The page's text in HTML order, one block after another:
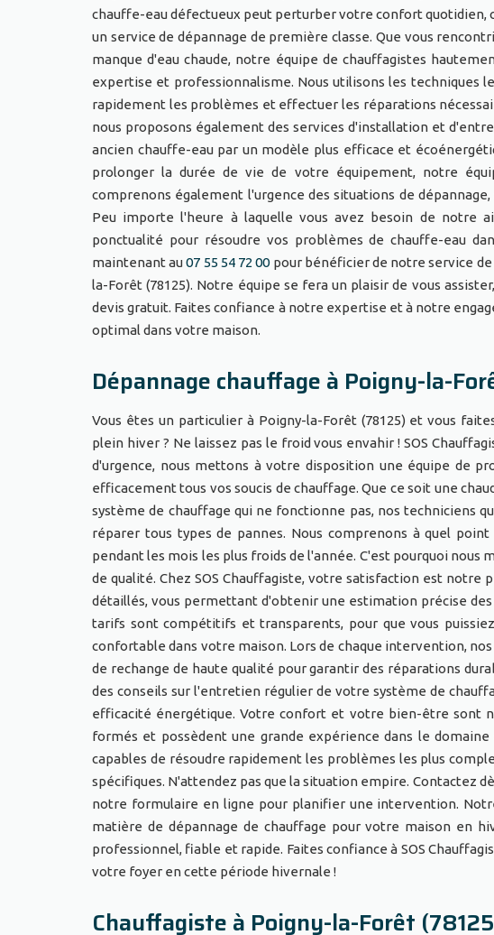
chauffe-eau défectueux peut perturber votre confort
un service de dépannage de première classe. Que vous
manque d'eau chaude, notre équipe de chauffagistes
expertise et professionnalisme. Nous utilisons les techniques
rapidement les problèmes et effectuer les réparations
nous proposons également des services d'installation et
ancien chauffe-eau par un modèle plus efficace et
prolonger la durée de vie de votre équipement, notre
comprenons également l'urgence des situations de
Peu importe l'heure à laquelle vous avez besoin de notre
ponctualité pour résoudre vos problèmes de chauffe-eau
maintenant au07 55 54 72 00pour bénéficier de notre service de
la-Forêt (78125). Notre équipe se fera un plaisir de vous
devis gratuit. Faites confiance à notre expertise et à notre
optimal dans votre maison.
Dépannage chauffage à Poigny-la-
Vous êtes un particulier à Poigny-la-Forêt (78125) et vous
plein hiver ? Ne laissez pas le froid vous envahir ! SOS
d'urgence, nous mettons à votre disposition une équipe de
efficacement tous vos soucis de chauffage. Que ce soit une
système de chauffage qui ne fonctionne pas, nos
réparer tous types de pannes. Nous comprenons à quel
pendant les mois les plus froids de l'année. C'est pourquoi
de qualité. Chez SOS Chauffagiste, votre satisfaction est notre
détaillés, vous permettant d'obtenir une estimation précise
tarifs sont compétitifs et transparents, pour que vous
confortable dans votre maison. Lors de chaque intervention,
de rechange de haute qualité pour garantir des réparations
des conseils sur l'entretien régulier de votre système de
efficacité énergétique. Votre confort et votre bien-être sont
formés et possèdent une grande expérience dans le
capables de résoudre rapidement les problèmes les plus
spécifiques. N'attendez pas que la situation empire. Contactez
notre formulaire en ligne pour planifier une intervention.
matière de dépannage de chauffage pour votre maison en
professionnel, fiable et rapide. Faites confiance à SOS
votre foyer en cette période hivernale !
Chauffagiste à Poigny-la-Forêt